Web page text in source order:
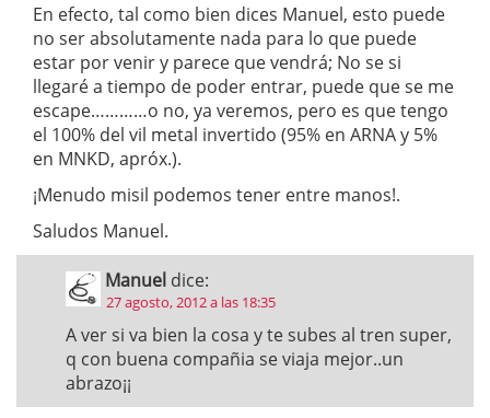
En efecto, tal como bien dices Manuel, esto puede
no ser absolutamente nada para lo que puede
estar por venir y parece que vendrá; No se si
llegaré a tiempo de poder entrar, puede que se me
escape…………o no, ya veremos, pero es que tengo
el 100% del vil metal invertido (95% en ARNA y 5%
en MNKD, apróx.).
¡Menudo misil podemos tener entre manos!.
Saludos Manuel.
Manuel dice:
27 agosto, 2012 a las 18:35
A ver si va bien la cosa y te subes al tren super,
q con buena compañia se viaja mejor..un
abrazo¡¡